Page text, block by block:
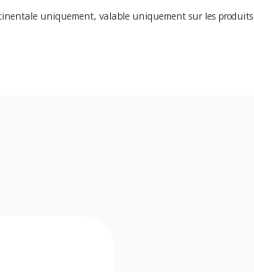
uniquement, valable uniquement sur les produits